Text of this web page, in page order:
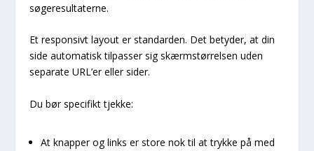
søgeresultaterne.
Et responsivt layout er standarden. Det betyder, at din
side automatisk tilpasser sig skærmstørrelsen uden
separate URL’er eller sider.
Du bør specifikt tjekke:
At knapper og links er store nok til at trykke på med